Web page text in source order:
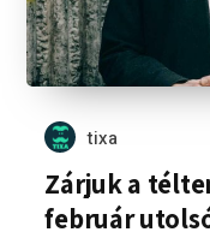
tixa
Zárjuk a
február